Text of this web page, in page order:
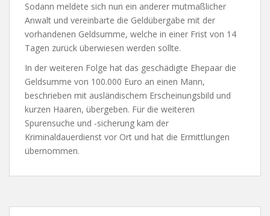
Sodann meldete sich nun ein anderer mutmaßlicher
Anwalt und vereinbarte die Geldübergabe mit der
vorhandenen Geldsumme, welche in einer Frist von 14
Tagen zurück überwiesen werden sollte.
In der weiteren Folge hat das geschädigte Ehepaar die
Geldsumme von 100.000 Euro an einen Mann,
beschrieben mit ausländischem Erscheinungsbild und
kurzen Haaren, übergeben. Für die weiteren
Spurensuche und -sicherung kam der
Kriminaldauerdienst vor Ort und hat die Ermittlungen
übernommen.